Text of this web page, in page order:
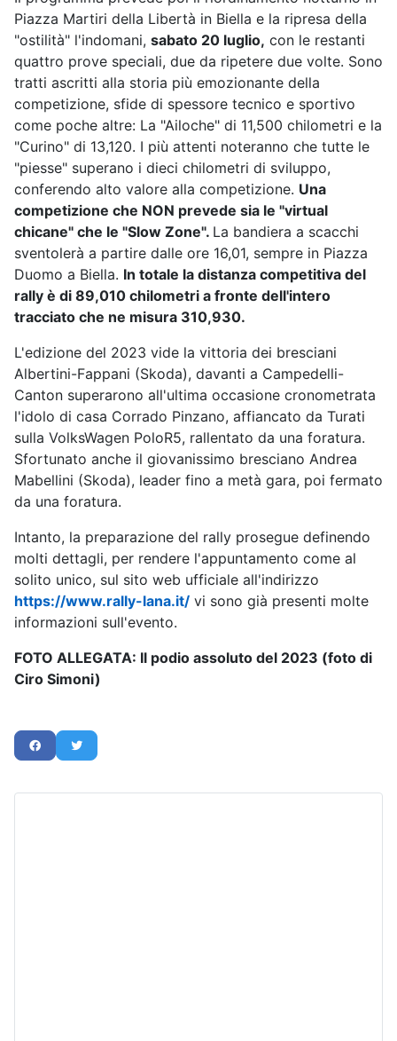
Piazza Martiri della Libertà in Biella e la ripresa della
"ostilità" l'indomani, sabato 20 luglio, con le restanti
quattro prove speciali, due da ripetere due volte. Sono
tratti ascritti alla storia più emozionante della
competizione, sfide di spessore tecnico e sportivo
come poche altre: La "Ailoche" di 11,500 chilometri e la
"Curino" di 13,120. I più attenti noteranno che tutte le
"piesse" superano i dieci chilometri di sviluppo,
conferendo alto valore alla competizione. Una
competizione che NON prevede sia le "virtual
chicane" che le "Slow Zone". La bandiera a scacchi
sventolerà a partire dalle ore 16,01, sempre in Piazza
Duomo a Biella. In totale la distanza competitiva del
rally è di 89,010 chilometri a fronte dell'intero
tracciato che ne misura 310,930.
L'edizione del 2023 vide la vittoria dei bresciani
Albertini-Fappani (Skoda), davanti a Campedelli-
Canton superarono all'ultima occasione cronometrata
l'idolo di casa Corrado Pinzano, affiancato da Turati
sulla VolksWagen PoloR5, rallentato da una foratura.
Sfortunato anche il giovanissimo bresciano Andrea
Mabellini (Skoda), leader fino a metà gara, poi fermato
da una foratura.
Intanto, la preparazione del rally prosegue definendo
molti dettagli, per rendere l'appuntamento come al
solito unico, sul sito web ufficiale all'indirizzo
https://www.rally-lana.it/ vi sono già presenti molte
informazioni sull'evento.
FOTO ALLEGATA: Il podio assoluto del 2023 (foto di
Ciro Simoni)